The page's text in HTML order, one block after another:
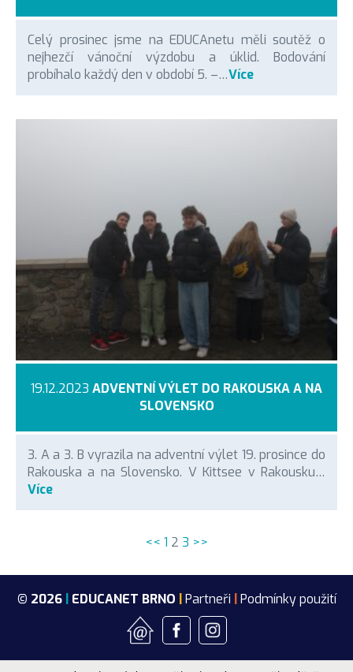
Celý prosinec jsme na EDUCAnetu měli soutěž o
nejhezčí vánoční výzdobu a úklid. Bodování
probíhalo každý den v období 5. –…Více
19.12.2023 ADVENTNÍ VÝLET DO RAKOUSKA A NA
SLOVENSKO
3. A a 3. B vyrazila na adventní výlet 19. prosince do
Rakouska a na Slovensko. V Kittsee v Rakousku…
Více
<< 1 2 3 >>
© 2026 EDUCANET BRNO Partneři Podmínky použití